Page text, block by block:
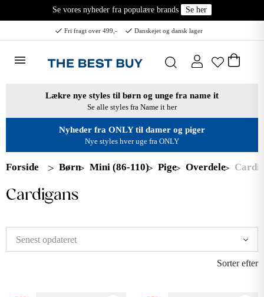
Se vores nyheder fra populære brands Se her
Fri fragt over 499,- Danskejet og dansk lager
Lækre nye styles til børn og unge fra name it
Se alle styles fra Name it her
Nyheder fra ONLY til damer og piger
Nye styles hver uge fra ONLY
Forside Børn Mini (86-110) Pige Overdele
Cardigans
Sorter efter